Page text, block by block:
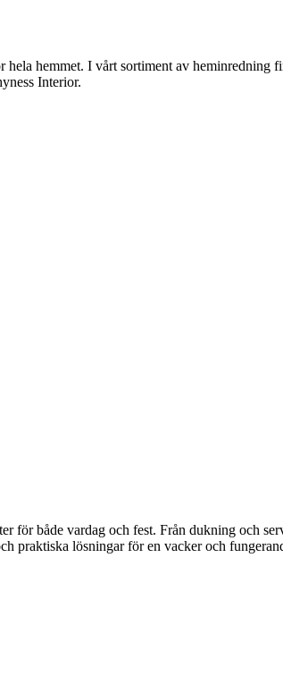
hemmet. I vårt sortiment av
Interior.
för både vardag och fest. Från dukning och
praktiska lösningar för en vacker och